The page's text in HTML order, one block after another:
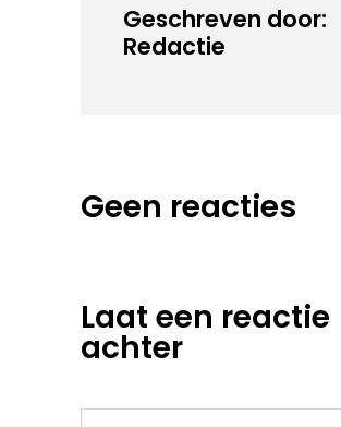
Geschreven door:
Redactie
Geen reacties
Laat een reactie
achter